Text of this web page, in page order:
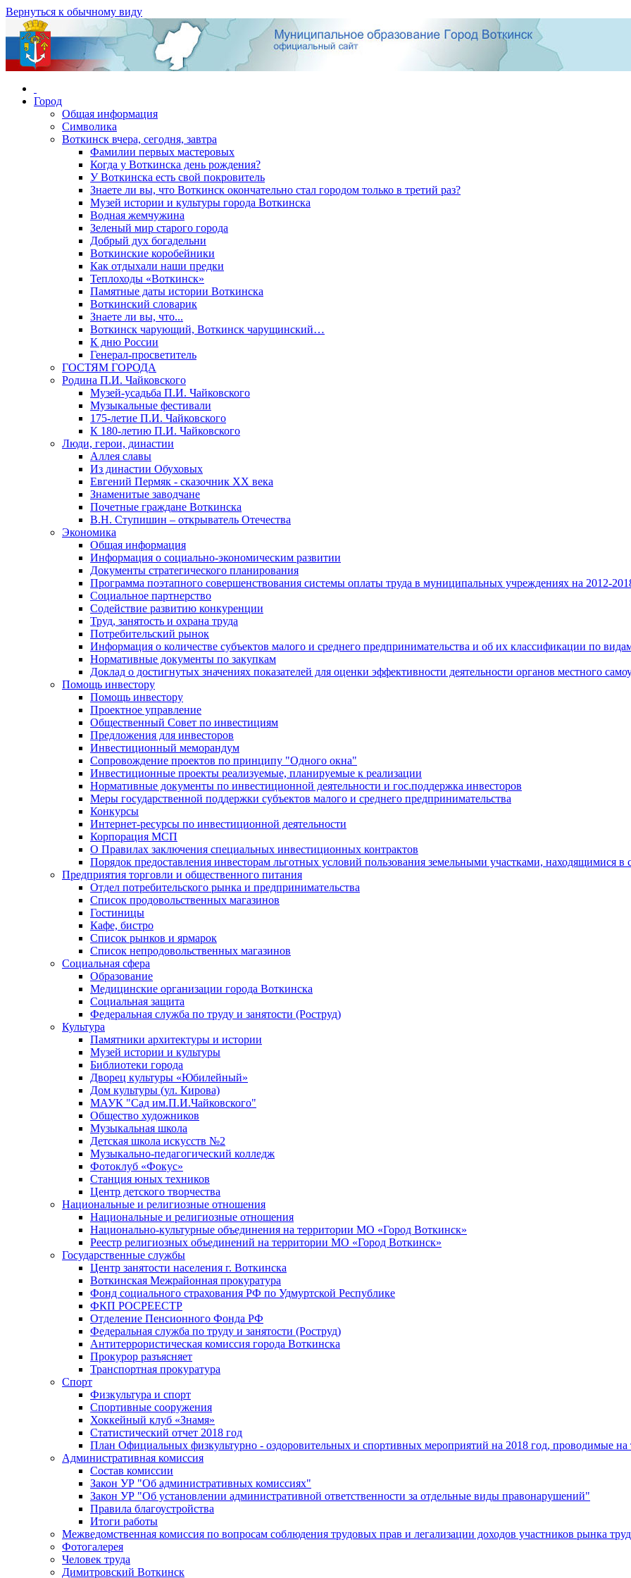
Вернуться к обычному виду
Город
Общая информация
Символика
Воткинск вчера, сегодня, завтра
Фамилии первых мастеровых
Когда у Воткинска день рождения?
У Воткинска есть свой покровитель
Знаете ли вы, что Воткинск окончательно стал городом только в третий раз?
Музей истории и культуры города Воткинска
Водная жемчужина
Зеленый мир старого города
Добрый дух богадельни
Воткинские коробейники
Как отдыхали наши предки
Теплоходы «Воткинск»
Памятные даты истории Воткинска
Воткинский словарик
Знаете ли вы, что...
Воткинск чарующий, Воткинск чарущинский…
К дню России
Генерал-просветитель
ГОСТЯМ ГОРОДА
Родина П.И. Чайковского
Музей-усадьба П.И. Чайковского
Музыкальные фестивали
175-летие П.И. Чайковского
К 180-летию П.И. Чайковского
Люди, герои, династии
Аллея славы
Из династии Обуховых
Евгений Пермяк - сказочник XX века
Знаменитые заводчане
Почетные граждане Воткинска
В.Н. Ступишин – открыватель Отечества
Экономика
Общая информация
Информация о социально-экономическим развитии
Документы стратегического планирования
Программа поэтапного совершенствования системы оплаты труда в муниципальных учреждениях на 2012-
Социальное партнерство
Содействие развитию конкуренции
Труд, занятость и охрана труда
Потребительский рынок
Информация о количестве субъектов малого и среднего предпринимательства и об их классификации по
Нормативные документы по закупкам
Доклад о достигнутых значениях показателей для оценки эффективности деятельности органов местного
Помощь инвестору
Помощь инвестору
Проектное управление
Общественный Совет по инвестициям
Предложения для инвесторов
Инвестиционный меморандум
Сопровождение проектов по принципу "Oдного окна"
Инвестиционные проекты реализуемые, планируемые к реализации
Нормативные документы по инвестиционной деятельности и гос.поддержка инвесторов
Меры государственной поддержки субъектов малого и среднего предпринимательства
Конкурсы
Интернет-ресурсы по инвестиционной деятельности
Корпорация МСП
О Правилах заключения специальных инвестиционных контрактов
Порядок предоставления инвесторам льготных условий пользования земельными участками, находящимися
Предприятия торговли и общественного питания
Отдел потребительского рынка и предпринимательства
Список продовольственных магазинов
Гостиницы
Кафе, бистро
Cписок рынков и ярмарок
Список непродовольственных магазинов
Социальная сфера
Образование
Медицинские организации города Воткинска
Социальная защита
Федеральная служба по труду и занятости (Роструд)
Культура
Памятники архитектуры и истории
Музей истории и культуры
Библиотеки города
Дворец культуры «Юбилейный»
Дом культуры (ул. Кирова)
МАУК "Сад им.П.И.Чайковского"
Общество художников
Музыкальная школа
Детская школа искусств №2
Музыкально-педагогический колледж
Фотоклуб «Фокус»
Станция юных техников
Центр детского творчества
Национальные и религиозные отношения
Национальные и религиозные отношения
Национально-культурные объединения на территории МО «Город Воткинск»
Реестр религиозных объединений на территории МО «Город Воткинск»
Государственные службы
Центр занятости населения г. Воткинска
Воткинская Межрайонная прокуратура
Фонд социального страхования РФ по Удмуртской Республике
ФКП РОСРЕЕСТР
Отделение Пенсионного Фонда РФ
Федеральная служба по труду и занятости (Роструд)
Антитеррористическая комиссия города Воткинска
Прокурор разъясняет
Транспортная прокуратура
Спорт
Физкультура и спорт
Спортивные сооружения
Хоккейный клуб «Знамя»
Статистический отчет 2018 год
План Официальных физкультурно - оздоровительных и спортивных мероприятий на 2018 год, проводимые
Административная комиссия
Состав комиссии
Закон УР "Об административных комиссиях"
Закон УР "Об установлении административной ответственности за отдельные виды правонарушений"
Правила благоустройства
Итоги работы
Межведомственная комиссия по вопросам соблюдения трудовых прав и легализации доходов участников рынка
Фотогалерея
Человек труда
Димитровский Воткинск